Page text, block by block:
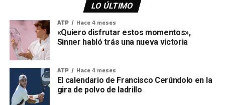
LO ÚLTIMO
ATP Hace 4 meses
«Quiero disfrutar estos momentos»,
Sinner habló trás una nueva victoria
ATP Hace 4 meses
El calendario de Francisco Cerúndolo en la
gira de polvo de ladrillo